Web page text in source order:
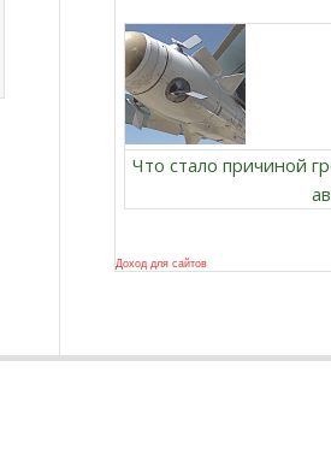
Что стало причиной
Доход для сайтов